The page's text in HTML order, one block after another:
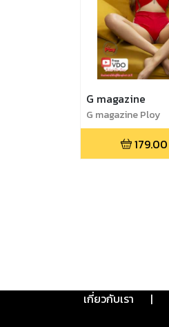
G magazine
G magazine Ploy
179.00
เกี่ยวกับเรา |